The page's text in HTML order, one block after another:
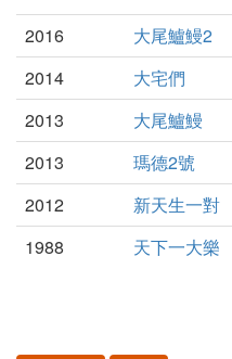
2016
大尾鱸鰻2
2014
大宅們
2013
大尾鱸鰻
2013
瑪德2號
2012
新天生一對
1988
天下一大樂